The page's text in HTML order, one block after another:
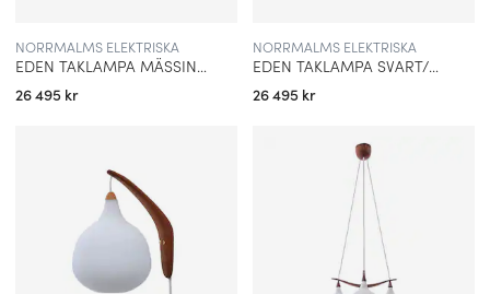
NORRMALMS ELEKTRISKA
EDEN TAKLAMPA MÄSSING/RÖKFÄRGAT GLAS
26 495 kr
NORRMALMS ELEKTRISKA
EDEN TAKLAMPA SVART/KLART GLAS
26 495 kr